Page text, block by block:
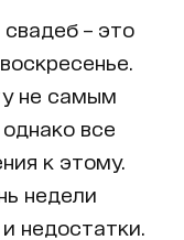
– это
не самым
все
к этому.
недели
недостатки.